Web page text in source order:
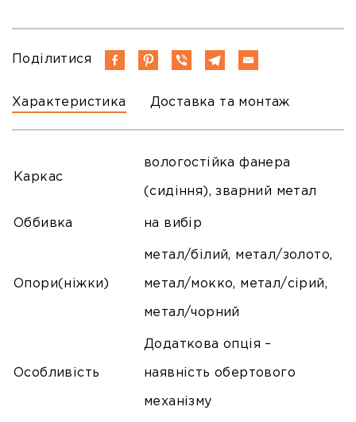
Характеристика Доставка та монтаж
Поділитися
Каркас
вологостійка фанера
(сидіння), зварний метал
Оббивка на вибір
Опори(ніжки)
метал/білий, метал/золото,
метал/мокко, метал/сірий,
метал/чорний
Особливість
Додаткова опція –
наявність обертового
механізму